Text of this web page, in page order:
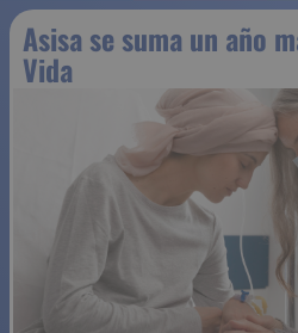
Asisa se suma un año
Vida